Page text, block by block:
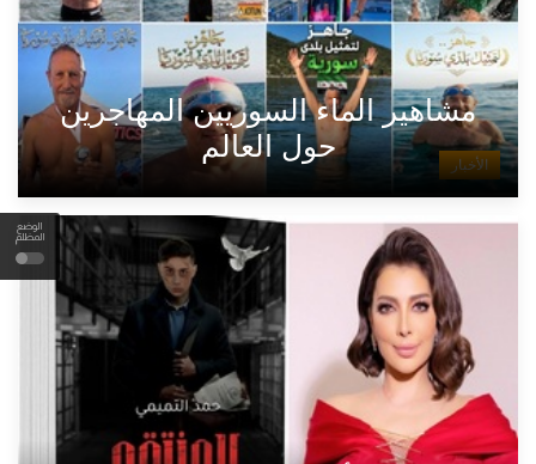
الوضع
المظلم
الأخبار
مشاهير الماء السوريين المهاجرين
حول العالم